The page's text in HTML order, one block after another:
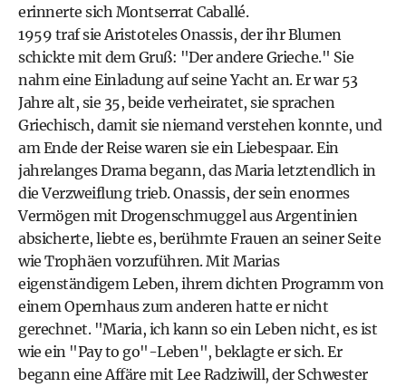
erinnerte sich Montserrat Caballé.
1959 traf sie Aristoteles Onassis, der ihr Blumen
schickte mit dem Gruß: "Der andere Grieche." Sie
nahm eine Einladung auf seine Yacht an. Er war 53
Jahre alt, sie 35, beide verheiratet, sie sprachen
Griechisch, damit sie niemand verstehen konnte, und
am Ende der Reise waren sie ein Liebespaar. Ein
jahrelanges Drama begann, das Maria letztendlich in
die Verzweiflung trieb. Onassis, der sein enormes
Vermögen mit Drogenschmuggel aus Argentinien
absicherte, liebte es, berühmte Frauen an seiner Seite
wie Trophäen vorzuführen. Mit Marias
eigenständigem Leben, ihrem dichten Programm von
einem Opernhaus zum anderen hatte er nicht
gerechnet. "Maria, ich kann so ein Leben nicht, es ist
wie ein "Pay to go"-Leben", beklagte er sich. Er
begann eine Affäre mit Lee Radziwill, der Schwester